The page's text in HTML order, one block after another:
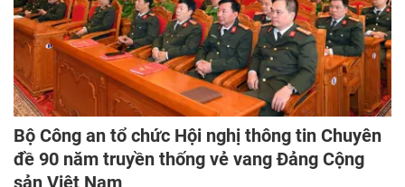
Bộ Công an tổ chức Hội nghị thông tin Chuyên
đề 90 năm truyền thống vẻ vang Đảng Cộng
sản Việt Nam